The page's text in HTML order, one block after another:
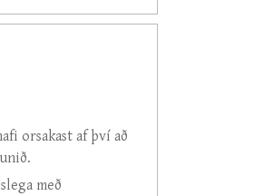
orsakast af því að
með